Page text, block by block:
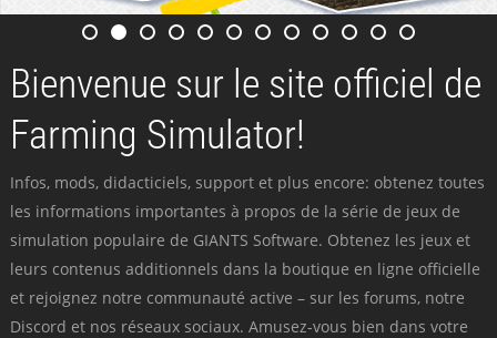
Bienvenue sur le site officiel de
Farming Simulator!
Infos, mods, didacticiels, support et plus encore: obtenez toutes
les informations importantes à propos de la série de jeux de
simulation populaire de GIANTS Software. Obtenez les jeux et
leurs contenus additionnels dans la boutique en ligne officielle
et rejoignez notre communauté active – sur les forums, notre
Discord et nos réseaux sociaux. Amusez-vous bien dans votre